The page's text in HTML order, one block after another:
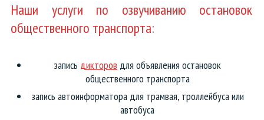
Наши услуги по озвучиванию остановок
общественного транспорта:
запись дикторов для объявления остановок
общественного транспорта
запись автоинформатора для трамвая, троллейбуса или
автобуса